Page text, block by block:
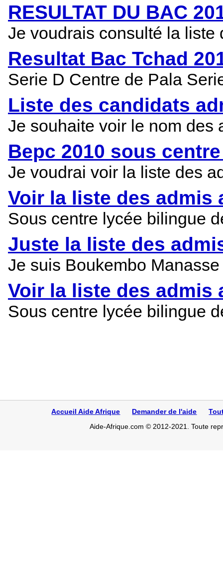
RESULTAT DU BAC
Je voudrais consulté la liste
Resultat Bac Tchad
Serie D Centre de Pala
Liste des candidats
Je souhaite voir le nom des
Bepc 2010 sous
Je voudrai voir la liste des
Voir la liste des admis
Sous centre lycée bilingue
Juste la liste des
Je suis Boukembo
Voir la liste des admis
Sous centre lycée bilingue
Accueil Aide Afrique Demander de l'aide
Aide-Afrique.com © 2012-2021. Toute